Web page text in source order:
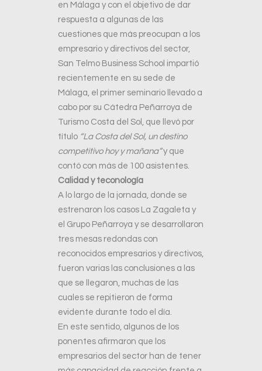
en Málaga y con el objetivo de dar
respuesta a algunas de las
cuestiones que más preocupan a los
empresario y directivos del sector,
San Telmo Business School impartió
recientemente en su sede de
Málaga, el primer seminario llevado a
cabo por su Cátedra Peñarroya de
Turismo Costa del Sol, que llevó por
título “La Costa del Sol, un destino
competitivo hoy y mañana”y que
contó con más de 100 asistentes.
Calidad y teconología
A lo largo de la jornada, donde se
estrenaron los casos La Zagaleta y
el Grupo Peñarroya y se desarrollaron
tres mesas redondas con
reconocidos empresarios y directivos,
fueron varias las conclusiones a las
que se llegaron, muchas de las
cuales se repitieron de forma
evidente durante todo el día.
En este sentido, algunos de los
ponentes afirmaron que los
empresarios del sector han de tener